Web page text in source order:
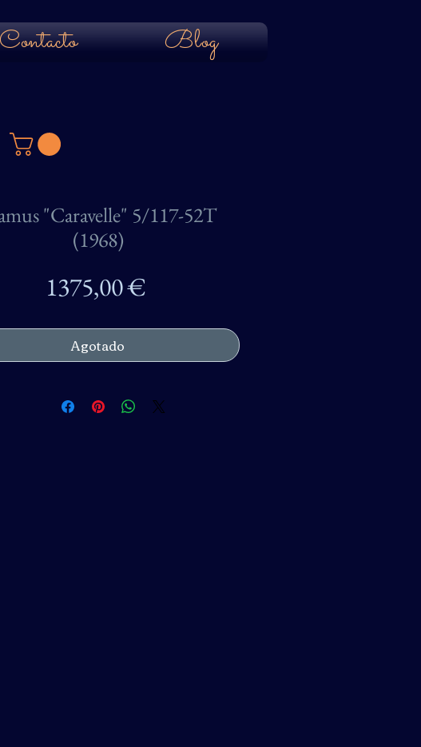
Contacto Blog
"Caravelle" 5/117-52T
(1968)
1375,00 €
Agotado